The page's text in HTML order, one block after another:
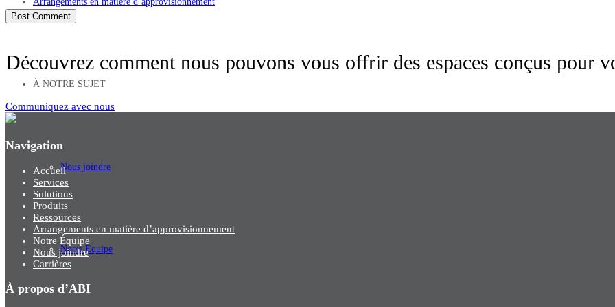
À NOTRE SUJET
Nous joindre
Notre Équipe
FR
Découvrez comment nous pouvons vous offrir des espaces conçus pour
Communiquez avec nous
Navigation
Accueil
Services
Solutions
Produits
Ressources
Arrangements en matière d’approvisionnement
Notre Équipe
Nous joindre
Carrières
À propos d’ABI